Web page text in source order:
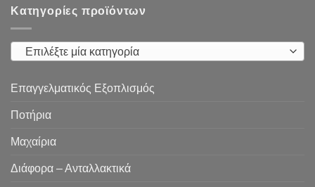
Κατηγορίες προϊόντων
Επιλέξτε μία κατηγορία
Επαγγελματικός Εξοπλισμός
Ποτήρια
Μαχαίρια
Διάφορα – Ανταλλακτικά